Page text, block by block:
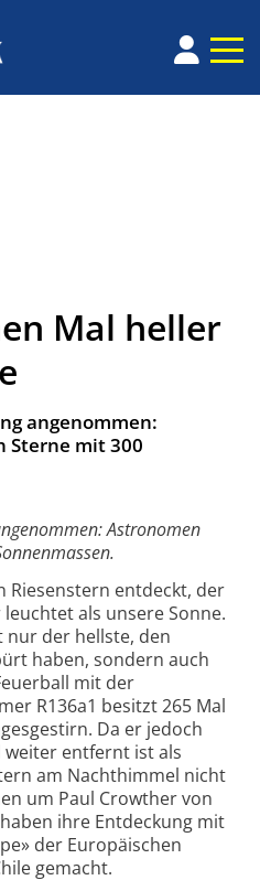
Mal heller
angenommen:
Sterne mit 300
Astronomen
Riesenstern entdeckt, der
als unsere Sonne.
nur der hellste, den
haben, sondern auch
mit der
R136a1 besitzt 265 Mal
Da er jedoch
entfernt ist als
am Nachthimmel nicht
um Paul Crowther von
ihre Entdeckung mit
der Europäischen
gemacht.